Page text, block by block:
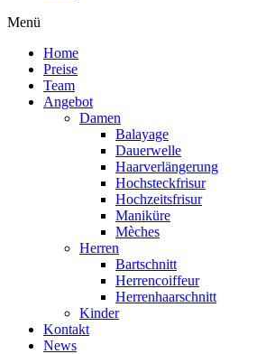
Menü
Home
Preise
Team
Angebot
Damen
Balayage
Dauerwelle
Haarverlängerung
Hochsteckfrisur
Hochzeitsfrisur
Maniküre
Mèches
Herren
Bartschnitt
Herrencoiffeur
Herrenhaarschnitt
Kinder
Kontakt
News